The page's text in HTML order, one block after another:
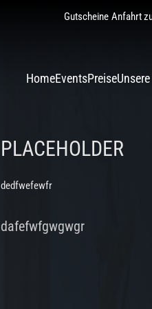
Gutscheine Anfahrt
HomeEventsPreise
PLACEHOLDER
dedfwefewfr
dafefwfgwgwgr